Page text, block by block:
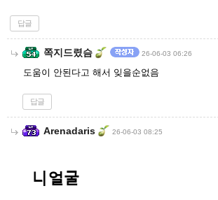
답글
쪽지드렸슴 26-06-03 06:26
도움이 안된다고 해서 잊을순없음
답글
Arenadaris 26-06-03 08:25